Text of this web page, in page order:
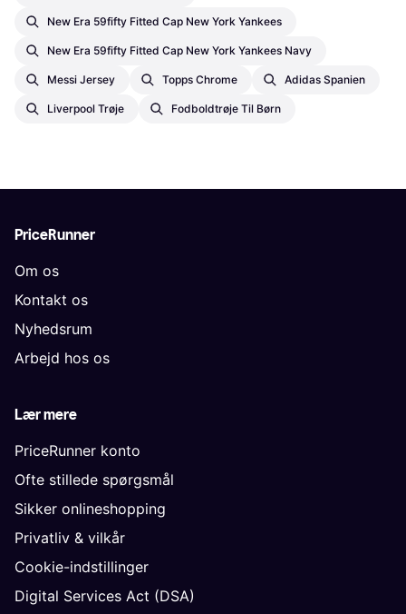
New Era 59fifty Fitted Cap New York Yankees
New Era 59fifty Fitted Cap New York Yankees Navy
Messi Jersey Topps Chrome Adidas Spanien
Liverpool Trøje Fodboldtrøje Til Børn
PriceRunner
Om os
Kontakt os
Nyhedsrum
Arbejd hos os
Lær mere
PriceRunner konto
Ofte stillede spørgsmål
Sikker onlineshopping
Privatliv & vilkår
Cookie-indstillinger
Digital Services Act (DSA)